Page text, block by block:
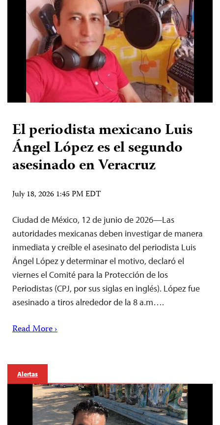
El periodista mexicano Luis
Ángel López es el segundo
asesinado en Veracruz
July 18, 2026 1:45 PM EDT
Ciudad de México, 12 de junio de 2026—Las
autoridades mexicanas deben investigar de manera
inmediata y creíble el asesinato del periodista Luis
Ángel López y determinar el motivo, declaró el
viernes el Comité para la Protección de los
Periodistas (CPJ, por sus siglas en inglés). López fue
asesinado a tiros alrededor de la 8 a.m….
Read More ›
Alertas